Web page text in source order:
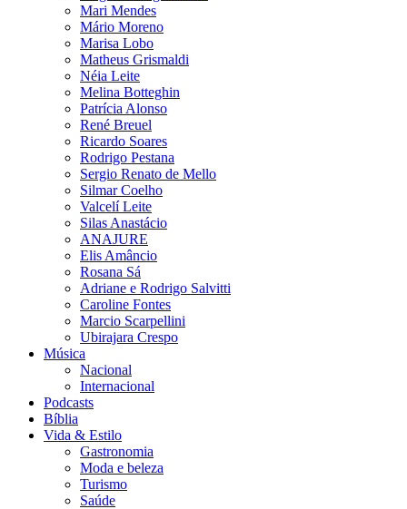
Mari Mendes
Mário Moreno
Marisa Lobo
Matheus Grismaldi
Néia Leite
Melina Botteghin
Patrícia Alonso
René Breuel
Ricardo Soares
Rodrigo Pestana
Sergio Renato de Mello
Silmar Coelho
Valcelí Leite
Silas Anastácio
ANAJURE
Elis Amâncio
Rosana Sá
Adriane e Rodrigo Salvitti
Caroline Fontes
Marcio Scarpellini
Ubirajara Crespo
Música
Nacional
Internacional
Podcasts
Bíblia
Vida & Estilo
Gastronomia
Moda e beleza
Turismo
Saúde